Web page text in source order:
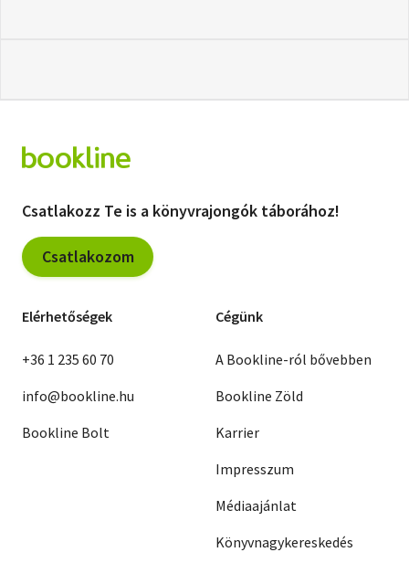
Csatlakozz Te is a könyvrajongók táborához!
Csatlakozom
Elérhetőségek
+36 1 235 60 70
info@bookline.hu
Bookline Bolt
Cégünk
A Bookline-ról bővebben
Bookline Zöld
Karrier
Impresszum
Médiaajánlat
Könyvnagykereskedés